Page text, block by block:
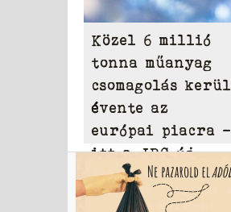
Közel 6 millió
tonna műanyag
csomagolás kerül
évente az
európai piacra –
itt a JRC új
modellje, amely
ellenőrzi a